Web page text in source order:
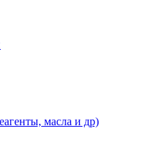
масла и др)